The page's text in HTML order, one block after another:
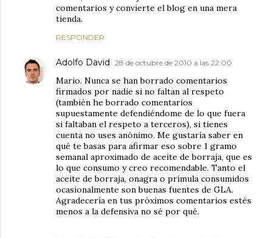
comentarios y convierte el blog en una mera
tienda.
RESPONDER
Adolfo David 28 de octubre de 2010 a las 22:00
Mario. Nunca se han borrado comentarios
firmados por nadie si no faltan al respeto
(también he borrado comentarios
supuestamente defendiéndome de lo que fuera
si faltaban el respeto a terceros), si tienes
cuenta no uses anónimo. Me gustaría saber en
qué te basas para afirmar eso sobre 1 gramo
semanal aproximado de aceite de borraja, que es
lo que consumo y creo recomendable. Tanto el
aceite de borraja, onagra o prímula consumidos
ocasionalmente son buenas fuentes de GLA.
Agradecería en tus próximos comentarios estés
menos a la defensiva no sé por qué.